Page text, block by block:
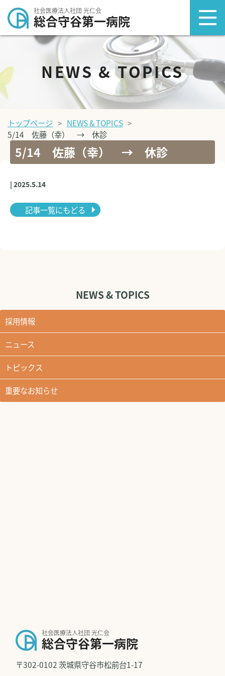
社会医療法人社団 光仁会
総合守谷第一病院
NEWS & TOPICS
トップページ
NEWS & TOPICS
5/14 佐藤（幸） → 休診
5/14 佐藤（幸） → 休診
| 2025.5.14
記事一覧にもどる
NEWS & TOPICS
採用情報
ニュース
トピックス
重要なお知らせ
社会医療法人社団 光仁会
総合守谷第一病院
〒302-0102 茨城県守谷市松前台1-17